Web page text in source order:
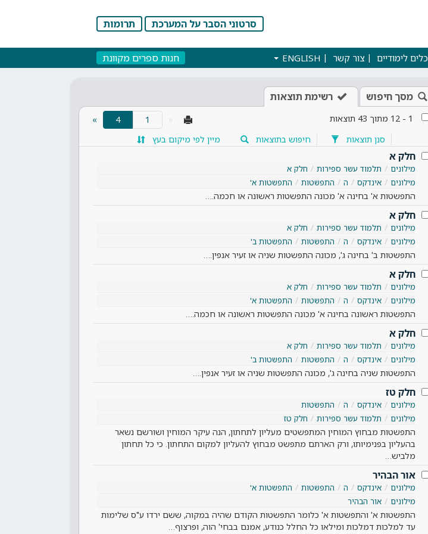
סרטוני הסבר על המערכת תרומות
כלים לימודיים צור קשר ENGLISH חנות ספרים מקוונת
מסך חיפוש רשימת תוצאות
1
-
12 מתוך 43 תוצאות 4
»
סנן תוצאות
חיפוש בתוצאות מיין לפי מיקום בעץ
חלק א
מילונים תלמוד עשר ספירות
חלק א
מילונים
אינדקס ה התפשטות התפשטות א'
התפשטות א' בחינה א' מכונה התפשטות ראשונה או חכמה.…
חלק א
מילונים תלמוד עשר ספירות
חלק א
מילונים
אינדקס ה התפשטות התפשטות ב'
התפשטות ב' בחינה ג', מכונה התפשטות שניה או זעיר אנפין.…
חלק א
מילונים תלמוד עשר ספירות
חלק א
מילונים
אינדקס ה התפשטות התפשטות א'
התפשטות ראשונה בחינה א' מכונה התפשטות ראשונה או חכמה.…
חלק א
מילונים תלמוד עשר ספירות
חלק א
מילונים
אינדקס ה התפשטות התפשטות ב'
התפשטות שניה בחינה ג', מכונה התפשטות שניה או זעיר אנפין.…
חלק טז
מילונים אינדקס ה
התפשטות
מילונים
תלמוד עשר ספירות חלק טז
התפשטות מבחוץ המוחין המתפשטים מעליון לתחתון, הנה עיקר המוחין ושורשם נשאר
בהעליון בפנימיותו, ורק הארתם מתפשט מבחוץ להעליון למקום התחתון. כי כל תחתון
מלביש…
אור הבהיר
מילונים אינדקס ה התפשטות
התפשטות א'
מילונים
אור הבהיר
התפשטות א' והתפשטות א' כלומר התפשטות הקודם שהיה במקוה, ששם ירדו ע"ס שלימות
עד למלכות דמלכות ומילאו כל החלל כנודע, אמנם בבחי' הוה, ופרצוף…